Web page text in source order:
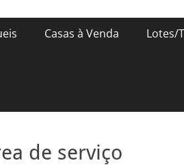
Casas à Venda Lotes/
de serviço